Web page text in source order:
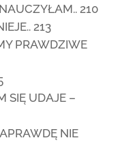
210
213
PRAWDZIWE
SIĘ UDAJE –
NIE